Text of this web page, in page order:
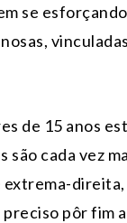
se
de 15 anos
cada vez
pôr fim